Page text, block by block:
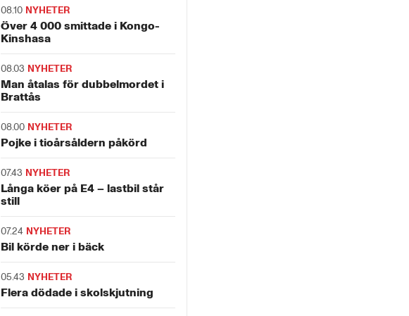
08.10 NYHETER
Över 4 000 smittade i Kongo-
Kinshasa
08.03 NYHETER
Man åtalas för dubbelmordet i
Brattås
08.00 NYHETER
Pojke i tioårsåldern påkörd
07.43 NYHETER
Långa köer på E4 – lastbil står
still
07.24 NYHETER
Bil körde ner i bäck
05.43 NYHETER
Flera dödade i skolskjutning